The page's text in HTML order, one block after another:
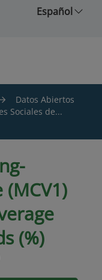
Español
Datos Abiertos
Sociales de...
(%)